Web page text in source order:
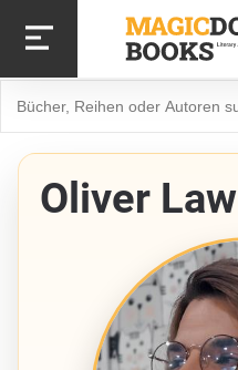
zum
Inhalt
Oliver Law